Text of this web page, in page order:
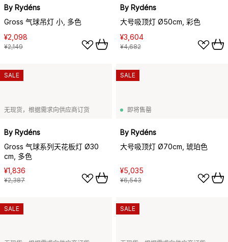
By Rydéns
Gross 气球吊灯 小, 多色
¥2,098
¥2,149
By Rydéns
大号吸顶灯 Ø50cm, 彩色
¥3,604
¥4,682
无现货，根据需求向供应商订货
By Rydéns
Gross 气球系列天花板灯 Ø30
cm, 多色
¥1,836
¥2,387
SALE
即将售罄
By Rydéns
大号吸顶灯 Ø70cm, 琥珀色
¥5,035
¥6,543
SALE
SALE SALE